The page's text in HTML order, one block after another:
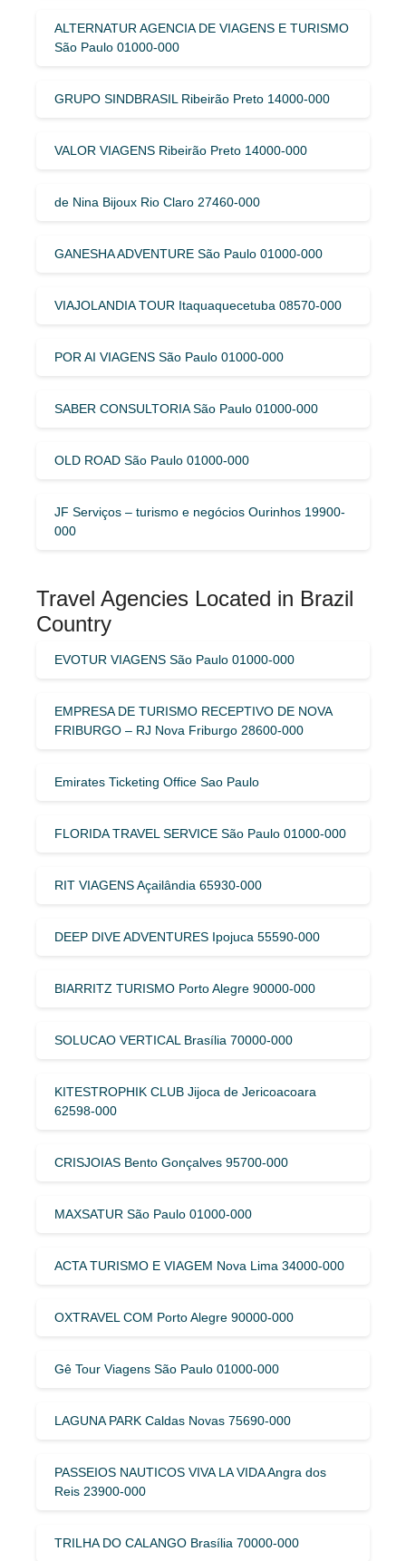
ALTERNATUR AGENCIA DE VIAGENS E TURISMO
São Paulo 01000-000
GRUPO SINDBRASIL Ribeirão Preto 14000-000
VALOR VIAGENS Ribeirão Preto 14000-000
de Nina Bijoux Rio Claro 27460-000
GANESHA ADVENTURE São Paulo 01000-000
VIAJOLANDIA TOUR Itaquaquecetuba 08570-000
POR AI VIAGENS São Paulo 01000-000
SABER CONSULTORIA São Paulo 01000-000
OLD ROAD São Paulo 01000-000
JF Serviços – turismo e negócios Ourinhos 19900-
000
Travel Agencies Located in Brazil
Country
EVOTUR VIAGENS São Paulo 01000-000
EMPRESA DE TURISMO RECEPTIVO DE NOVA
FRIBURGO – RJ Nova Friburgo 28600-000
Emirates Ticketing Office Sao Paulo
FLORIDA TRAVEL SERVICE São Paulo 01000-000
RIT VIAGENS Açailândia 65930-000
DEEP DIVE ADVENTURES Ipojuca 55590-000
BIARRITZ TURISMO Porto Alegre 90000-000
SOLUCAO VERTICAL Brasília 70000-000
KITESTROPHIK CLUB Jijoca de Jericoacoara
62598-000
CRISJOIAS Bento Gonçalves 95700-000
MAXSATUR São Paulo 01000-000
ACTA TURISMO E VIAGEM Nova Lima 34000-000
OXTRAVEL COM Porto Alegre 90000-000
Gê Tour Viagens São Paulo 01000-000
LAGUNA PARK Caldas Novas 75690-000
PASSEIOS NAUTICOS VIVA LA VIDA Angra dos
Reis 23900-000
TRILHA DO CALANGO Brasília 70000-000